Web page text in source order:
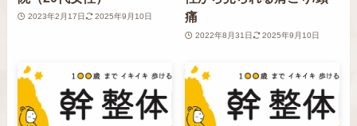
2023年2月17日 2025年9月10日
痛
2022年8月31日 2025年9月10日